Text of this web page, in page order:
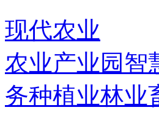
现代农业
农业产业园智
务种植业林业